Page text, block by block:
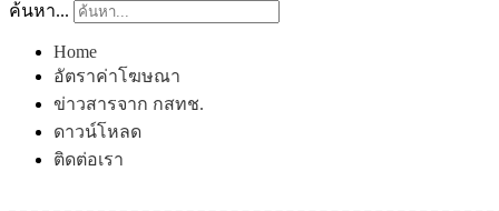
ค้นหา...
Home
อัตราค่าโฆษณา
ข่าวสารจาก กสทช.
ดาวน์โหลด
ติดต่อเรา